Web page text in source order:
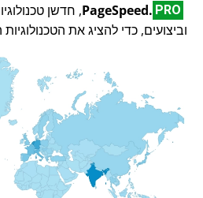
PageSpeed. PRO
וביצועים, כדי להציג את